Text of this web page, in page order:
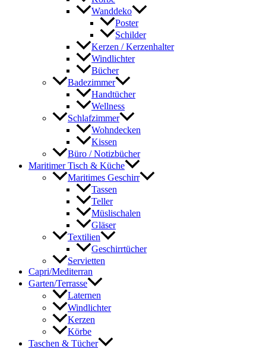
Wanddeko
Poster
Schilder
Kerzen / Kerzenhalter
Windlichter
Bücher
Badezimmer
Handtücher
Wellness
Schlafzimmer
Wohndecken
Kissen
Büro / Notizbücher
Maritimer Tisch & Küche
Maritimes Geschirr
Tassen
Teller
Müslischalen
Gläser
Textilien
Geschirrtücher
Servietten
Capri/Mediterran
Garten/Terrasse
Laternen
Windlichter
Kerzen
Körbe
Taschen & Tücher